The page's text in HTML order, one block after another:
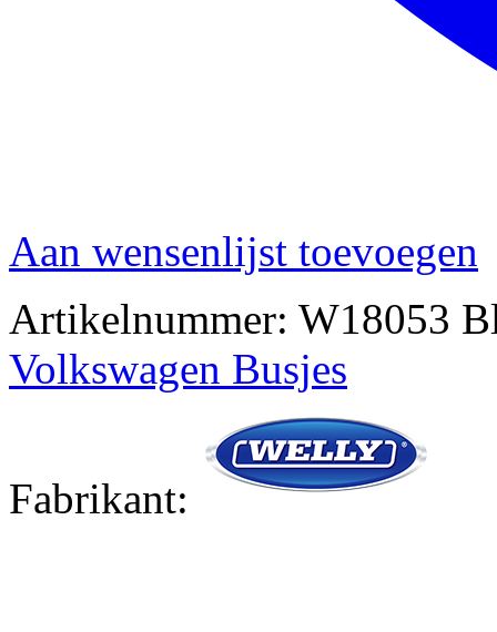
Aan wensenlijst toevoegen
Artikelnummer: W18053
Volkswagen Busjes
Fabrikant: